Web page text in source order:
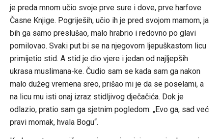
je preda mnom učio svoje prve sure i dove, prve harfove
Časne Knjige. Pogriješih, učio ih je pred svojom mamom, ja
bih ga samo preslušao, malo hrabrio i redovno po glavi
pomilovao. Svaki put bi se na njegovom ljepuškastom licu
primijetio stid. A stid je dio vjere i jedan od najljepših
ukrasa muslimana-ke. Čudio sam se kada sam ga nakon
malo dužeg vremena sreo, prišao mi je da se poselami, a
na licu mu isti onaj izraz stidljivog dječačića. Dok je
odlazio, pratio sam ga sjetnim pogledom: „Evo ga, sad već
pravi momak, hvala Bogu“.